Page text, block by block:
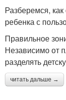
Разберемся,
ребенка с
Правильное
Независимо от
разделять
читать дальше →